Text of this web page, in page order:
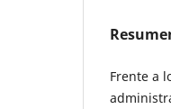
Frente a